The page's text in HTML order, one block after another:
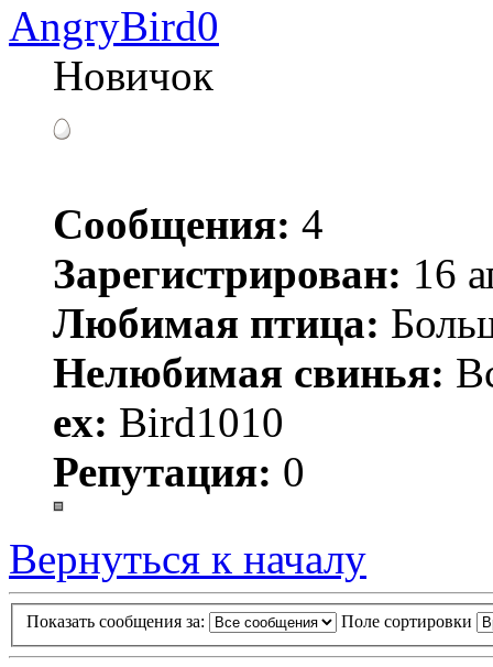
AngryBird0
Новичок
Сообщения: 4
Зарегистрирован: 16
Любимая птица:
Нелюбимая свинья:
ex: Bird1010
Репутация: 0
Вернуться к началу
Показать сообщения за: Поле сортировки